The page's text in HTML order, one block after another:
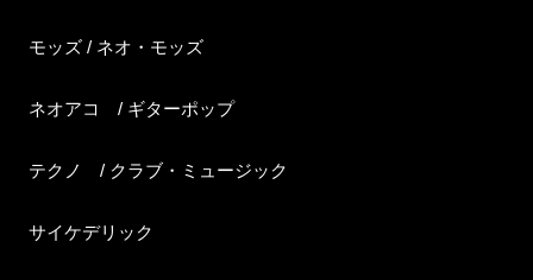
モッズ / ネオ・モッズ
ネオアコ / ギターポップ
テクノ / クラブ・ミュージック
サイケデリック